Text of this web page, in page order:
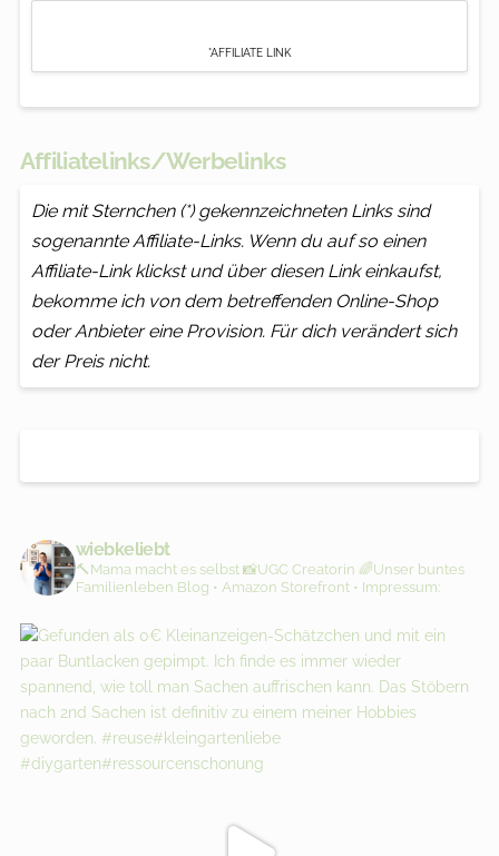
*AFFILIATE LINK
Affiliatelinks/Werbelinks
Die mit Sternchen (*) gekennzeichneten Links sind
sogenannte Affiliate-Links. Wenn du auf so einen
Affiliate-Link klickst und über diesen Link einkaufst,
bekomme ich von dem betreffenden Online-Shop
oder Anbieter eine Provision. Für dich verändert sich
der Preis nicht.
wiebkeliebt
🔨Mama macht es selbst📸UGC Creatorin 🌈Unser buntes
Familienleben Blog • Amazon Storefront • Impressum: